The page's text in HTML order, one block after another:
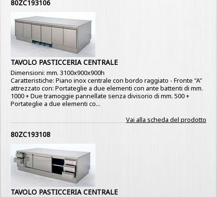
80ZC193106
TAVOLO PASTICCERIA CENTRALE
Dimensioni: mm. 3100x900x900h
Caratteristiche: Piano inox centrale con bordo raggiato - Fronte "A"
attrezzato con: Portateglie a due elementi con ante battenti di mm.
1000 + Due tramoggie pannellate senza divisorio di mm. 500 +
Portateglie a due elementi co...
Vai alla scheda del prodotto
80ZC193108
TAVOLO PASTICCERIA CENTRALE